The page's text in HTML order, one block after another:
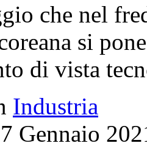
che nel
si
di vista
Industria
Gennaio